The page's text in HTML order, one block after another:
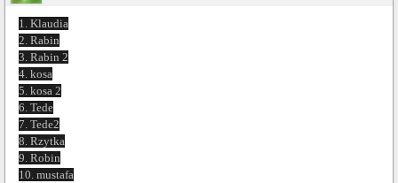
1. Klaudia
2. Rabin
3. Rabin 2
4. kosa
5. kosa 2
6. Tede
7. Tede2
8. Rzytka
9. Robin
10. mustafa